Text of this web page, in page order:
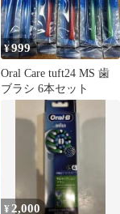
¥999
Oral Care tuft24 MS 歯
ブラシ 6本セット
¥ 2,000